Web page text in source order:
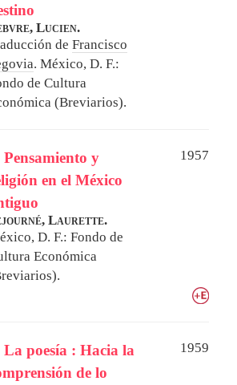
Lucien.
de Francisco
. México, D. F.:
de Cultura
(Breviarios).
Pensamiento y
en el México
1957
Laurette.
D. F.: Fondo de
Económica
La poesía : Hacia la
de lo
1959